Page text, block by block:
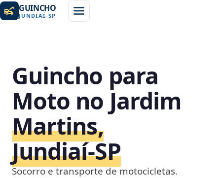
GUINCHO
JUNDIAÍ-SP
Guincho para
Moto no Jardim
Martins,
Jundiaí‑SP
Socorro e transporte de motocicletas.